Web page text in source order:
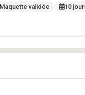
Maquette validée
10